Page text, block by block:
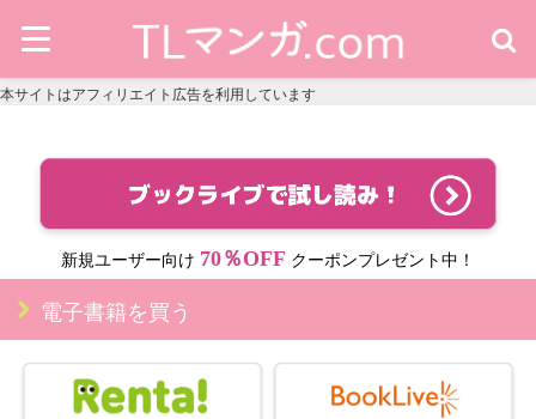
本サイトはアフィリエイト広告を利用しています
新規ユーザー向け 70％OFF クーポンプレゼント中！
電子書籍を買う